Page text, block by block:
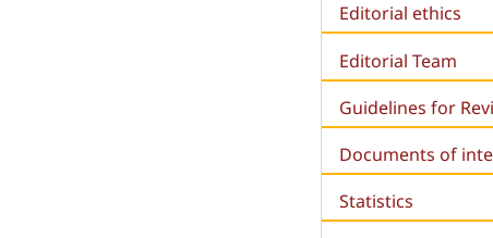
Editorial ethics
Editorial Team
Guidelines for
Documents of
Statistics